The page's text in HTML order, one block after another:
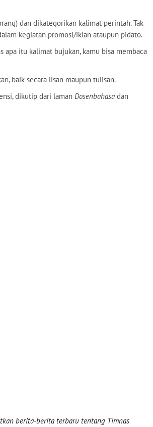
dan dikategorikan kalimat perintah. Tak
kegiatan promosi/iklan ataupun pidato.
apa itu kalimat bujukan, kamu bisa membaca
baik secara lisan maupun tulisan.
dikutip dari laman Dosenbahasa dan
berita-berita terbaru tentang Timnas